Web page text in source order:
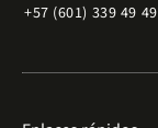
+57 (601) 339 49 49